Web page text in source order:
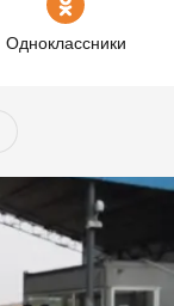
Одноклассники